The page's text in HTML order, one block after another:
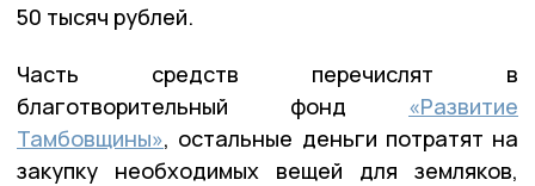
50 тысяч рублей.
Часть средств перечислят в
благотворительный фонд «Развитие
Тамбовщины», остальные деньги потратят на
закупку необходимых вещей для земляков,